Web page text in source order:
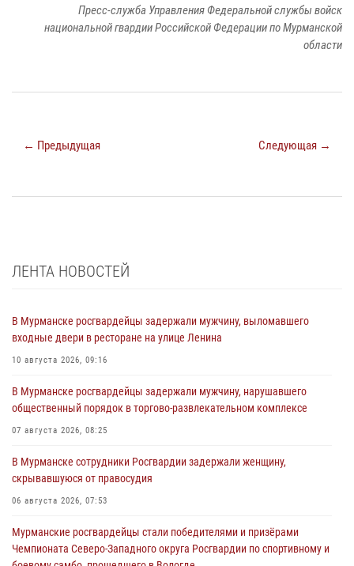
Пресс-служба Управления Федеральной службы войск
национальной гвардии Российской Федерации по Мурманской
области
← Предыдущая Следующая →
ЛЕНТА НОВОСТЕЙ
В Мурманске росгвардейцы задержали мужчину, выломавшего
входные двери в ресторане на улице Ленина
10 августа 2026, 09:16
В Мурманске росгвардейцы задержали мужчину, нарушавшего
общественный порядок в торгово-развлекательном комплексе
07 августа 2026, 08:25
В Мурманске сотрудники Росгвардии задержали женщину,
скрывавшуюся от правосудия
06 августа 2026, 07:53
Мурманские росгвардейцы стали победителями и призёрами
Чемпионата Северо-Западного округа Росгвардии по спортивному и